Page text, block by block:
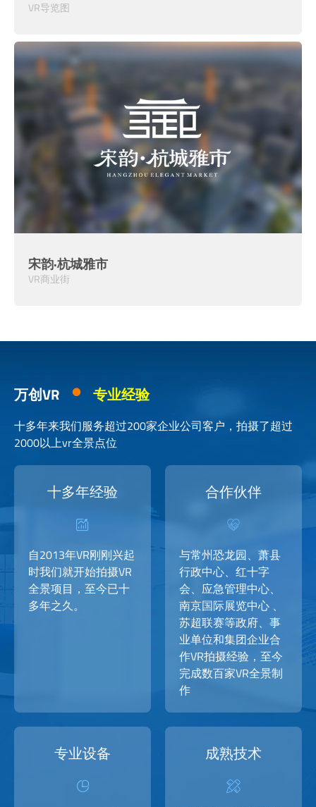
VR导览图
宋韵·杭城雅市
VR商业街
万创VR 专业经验
十多年来我们服务超过200家企业公司客户，拍摄了超过
2000以上vr全景点位
十多年经验
自2013年VR刚刚兴起
时我们就开始拍摄VR
全景项目，至今已十
多年之久。
合作伙伴
与常州恐龙园、萧县
行政中心、红十字
会、应急管理中心、
南京国际展览中心 、
苏超联赛等政府、事
业单位和集团企业合
作VR拍摄经验，至今
完成数百家VR全景制
作
专业设备 成熟技术